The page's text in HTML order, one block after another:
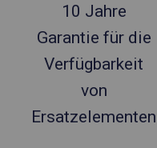
10 Jahre
Garantie für die
Verfügbarkeit
von
Ersatzelementen